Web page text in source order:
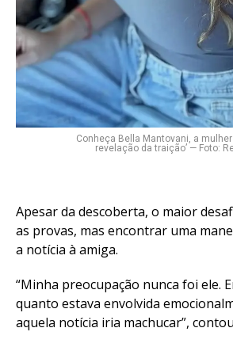
Conheça Bella Mantovani, a
revelação da traição’ — Foto:
Apesar da descoberta, o maior
as provas, mas encontrar uma
a notícia à amiga.
“Minha preocupação nunca foi ele.
quanto estava envolvida
aquela notícia iria machucar”,